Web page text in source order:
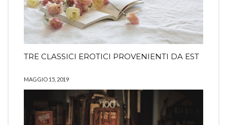
TRE CLASSICI EROTICI PROVENIENTI DA EST
MAGGIO 15, 2019